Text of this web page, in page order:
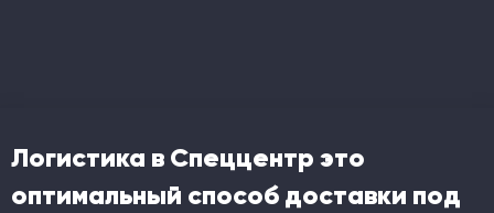
Логистика в Спеццентр это
оптимальный способ доставки под